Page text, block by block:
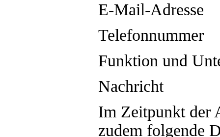
E-Mail-Adresse
Telefonnummer
Funktion und
Nachricht
Im Zeitpunkt der
zudem folgende